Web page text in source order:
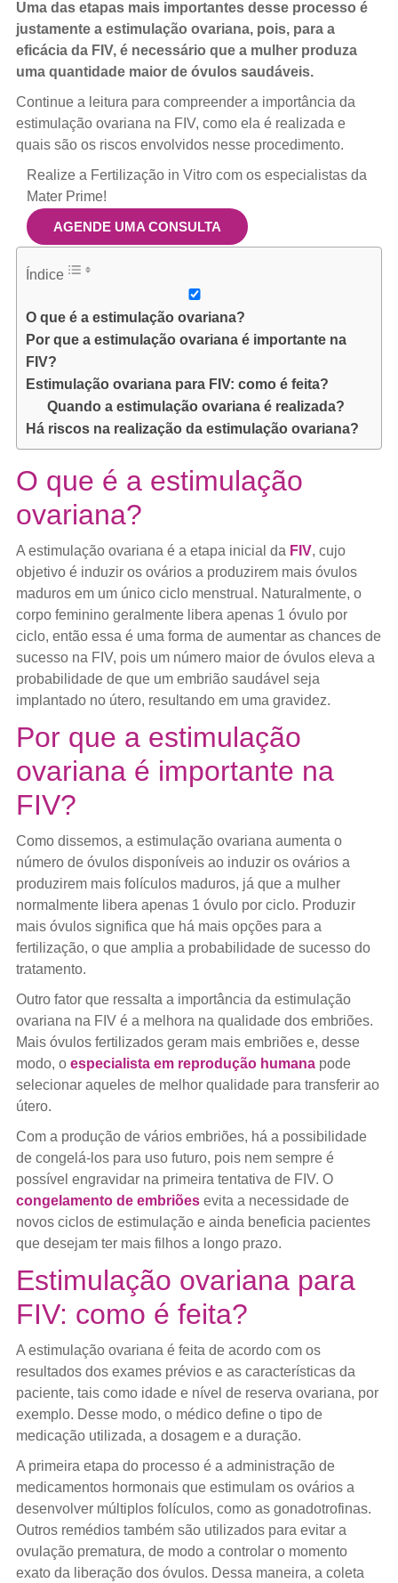
Uma das etapas mais importantes desse processo é
justamente a estimulação ovariana, pois, para a
eficácia da FIV, é necessário que a mulher produza
uma quantidade maior de óvulos saudáveis.
Continue a leitura para compreender a importância da
estimulação ovariana na FIV, como ela é realizada e
quais são os riscos envolvidos nesse procedimento.
Realize a Fertilização in Vitro com os especialistas da
Mater Prime!
AGENDE UMA CONSULTA
Índice
O que é a estimulação ovariana?
Por que a estimulação ovariana é importante na
FIV?
Estimulação ovariana para FIV: como é feita?
Quando a estimulação ovariana é realizada?
Há riscos na realização da estimulação ovariana?
O que é a estimulação
ovariana?
A estimulação ovariana é a etapa inicial da FIV, cujo
objetivo é induzir os ovários a produzirem mais óvulos
maduros em um único ciclo menstrual. Naturalmente, o
corpo feminino geralmente libera apenas 1 óvulo por
ciclo, então essa é uma forma de aumentar as chances de
sucesso na FIV, pois um número maior de óvulos eleva a
probabilidade de que um embrião saudável seja
implantado no útero, resultando em uma gravidez.
Por que a estimulação
ovariana é importante na
FIV?
Como dissemos, a estimulação ovariana aumenta o
número de óvulos disponíveis ao induzir os ovários a
produzirem mais folículos maduros, já que a mulher
normalmente libera apenas 1 óvulo por ciclo. Produzir
mais óvulos significa que há mais opções para a
fertilização, o que amplia a probabilidade de sucesso do
tratamento.
Outro fator que ressalta a importância da estimulação
ovariana na FIV é a melhora na qualidade dos embriões.
Mais óvulos fertilizados geram mais embriões e, desse
modo, o especialista em reprodução humanapode
selecionar aqueles de melhor qualidade para transferir ao
útero.
Com a produção de vários embriões, há a possibilidade
de congelá-los para uso futuro, pois nem sempre é
possível engravidar na primeira tentativa de FIV. O
congelamento de embriõesevita a necessidade de
novos ciclos de estimulação e ainda beneficia pacientes
que desejam ter mais filhos a longo prazo.
Estimulação ovariana para
FIV: como é feita?
A estimulação ovariana é feita de acordo com os
resultados dos exames prévios e as características da
paciente, tais como idade e nível de reserva ovariana, por
exemplo. Desse modo, o médico define o tipo de
medicação utilizada, a dosagem e a duração.
A primeira etapa do processo é a administração de
medicamentos hormonais que estimulam os ovários a
desenvolver múltiplos folículos, como as gonadotrofinas.
Outros remédios também são utilizados para evitar a
ovulação prematura, de modo a controlar o momento
exato da liberação dos óvulos. Dessa maneira, a coleta